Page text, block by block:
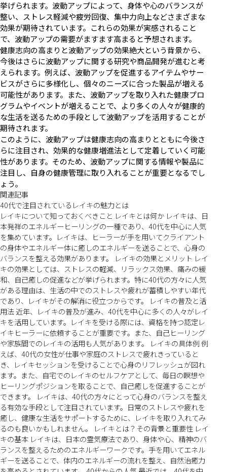
挙げられます。波動アップによって、身体や心のバランスが
整い、ストレス軽減や疲労回復、集中力向上などさまざまな
効果が期待されています。これらの効果が実感されること
で、波動アップの需要がますます高まると予想されます。
健康志向の高まりと波動アップの効果絶大という背景から、
今後はさらに波動アップに関する研究や商品開発が進むと考
えられます。例えば、波動アップを促進するアイテムやサー
ビスがさらに多様化し、個々のニーズに合った製品が増える
可能性があります。また、波動アップを取り入れた健康プロ
グラムやイベントが増えることで、より多くの人々が健康的
な生活を送るための手段として波動アップを活用することが
期待されます。
このように、波動アップは健康志向の高まりとともに今後さ
らに注目され、効果的な健康増進法として定着していく可能
性があります。そのため、波動アップに関する情報や製品に
注目し、自身の健康管理に取り入れることが重要となるでし
ょう。
関連記事
40代で注目されているレイキの魅力とは
レイキについて知っておくべきこと レイキとは何か レイキは、日
本発祥のエネルギーヒーリングの一種であり、40代を中心に人気
を集めています。レイキは、ヒーラーが手を用いてクライアント
の身体やエネルギー体に癒しのエネルギーを送ることで、心身の
バランスを整える効果があります。 レイキの効果とメリット レイ
キの効果としては、ストレスの軽減、リラックス効果、痛みの緩
和、自己癒しの促進などが挙げられます。特に40代の方々に人気
がある理由は、生活の中でのストレスや疲れが蓄積しやすい年代
であり、レイキがその解消に役立つからです。 レイキの普及と活
用法 近年、レイキの普及が進み、40代を中心に多くの人々がレイ
キを活用しています。レイキを受ける際には、資格を持つ認定レ
イキヒーラーに依頼することが重要です。また、自己ヒーリング
や家族間でのレイキの活用も人気があります。 レイキの具体例 例
えば、40代の女性が仕事や家庭のストレスで疲れきっていると
き、レイキセッションを受けることで心身のリフレッシュが図れ
ます。また、自宅でのレイキのセルフケアとして、毎日の瞑想や
ヒーリングポジションを取ることで、自己癒しを促進することが
できます。 レイキは、40代の方々にとって心身のバランスを整え
る有効な手段として注目されています。日常のストレスや疲れを
癒し、健康な生活をサポートするために、レイキを取り入れてみ
るのも良いかもしれません。 レイキとは？その背景と重要性 レイ
キの基本 レイキは、日本の霊気療法であり、身体や心、精神のバ
ランスを整えるためのエネルギーワークです。手を用いてエネル
ギーを送ることで、体内のエネルギーの流れを整え、自然治癒力